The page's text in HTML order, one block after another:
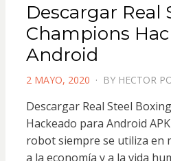
Descargar Real
Champions
Android
POSTED
2 MAYO, 2020 BY HECTOR
Descargar Real Steel
Hackeado para Android
robot siempre se utiliza en
a la economía y a la vida